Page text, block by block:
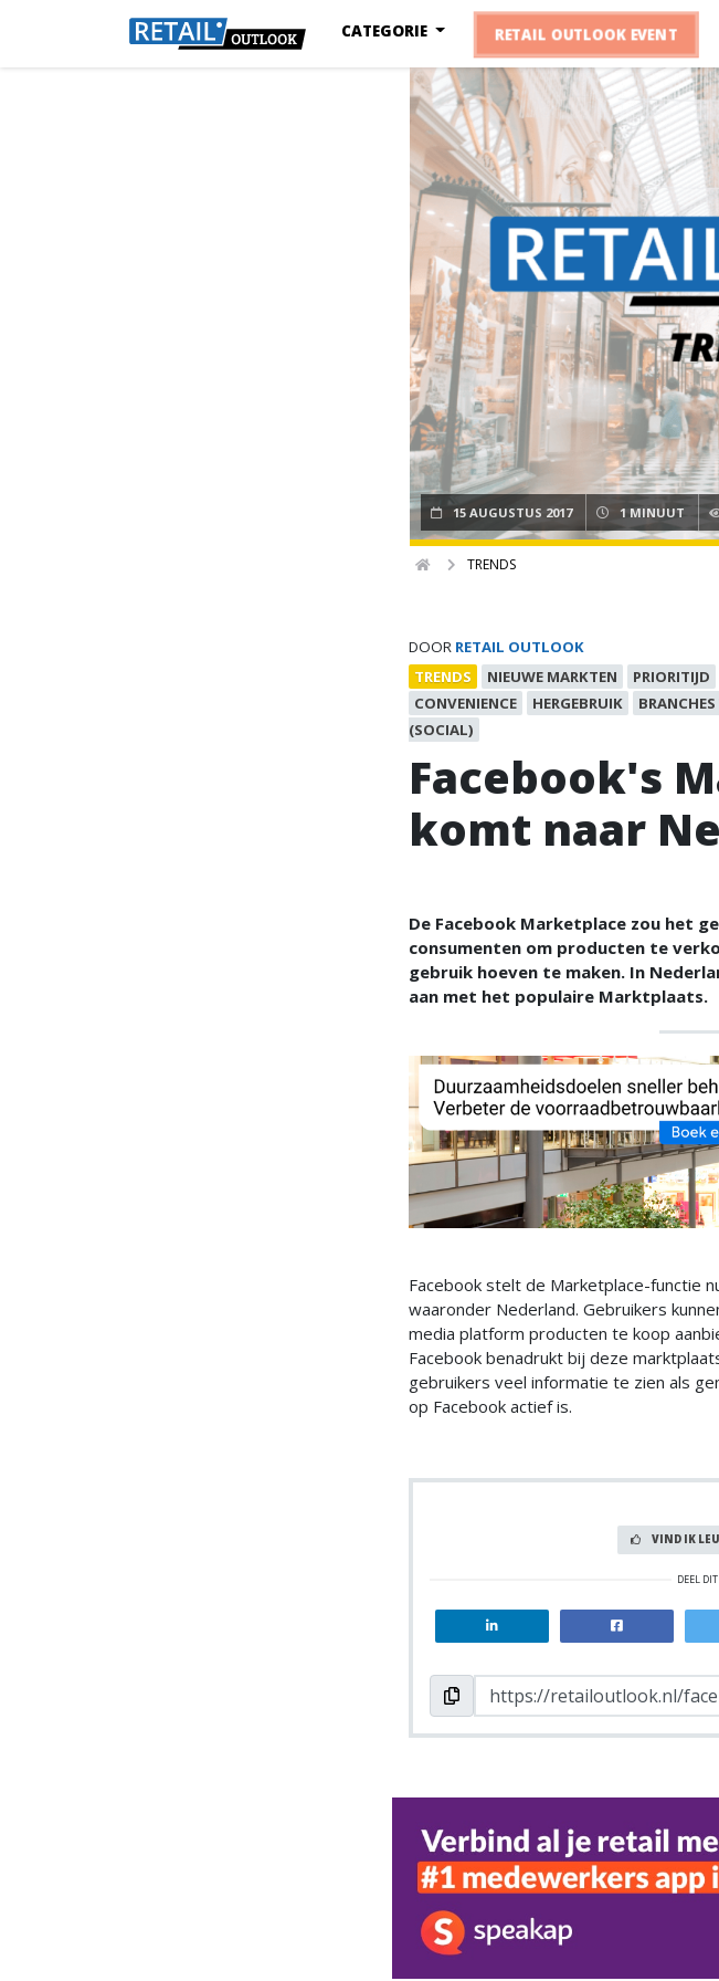
CATEGORIE RETAIL OUTLOOK EVENT
15 AUGUSTUS 2017 1 MINUUT
TRENDS
DOOR RETAIL OUTLOOK
TRENDS
NIEUWE MARKTEN PRIORITIJD
CONVENIENCE
HERGEBRUIK
(SOCIAL)
Facebook's
komt naar
De Facebook Marketplace zou het
consumenten om producten te
gebruik hoeven te maken. In
aan met het populaire Marktplaats.
Facebook stelt de Marketplace-functie
waaronder Nederland. Gebruikers
media platform producten te koop
Facebook benadrukt bij deze
gebruikers veel informatie te zien als
op Facebook actief is.
VIND IK
DEEL